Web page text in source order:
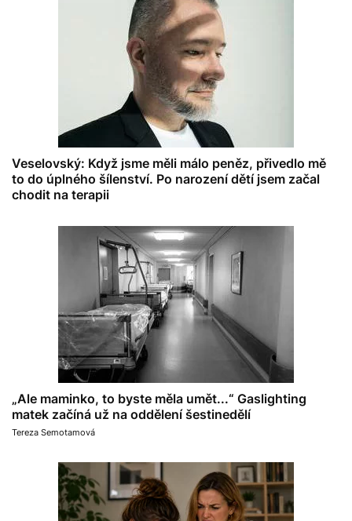
Veselovský: Když jsme měli málo peněz, přivedlo mě
to do úplného šílenství. Po narození dětí jsem začal
chodit na terapii
„Ale maminko, to byste měla umět...“ Gaslighting
matek začíná už na oddělení šestinedělí
Tereza Semotamová